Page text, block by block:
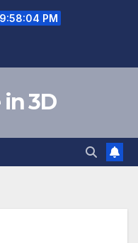
9:58:05 PM
3D